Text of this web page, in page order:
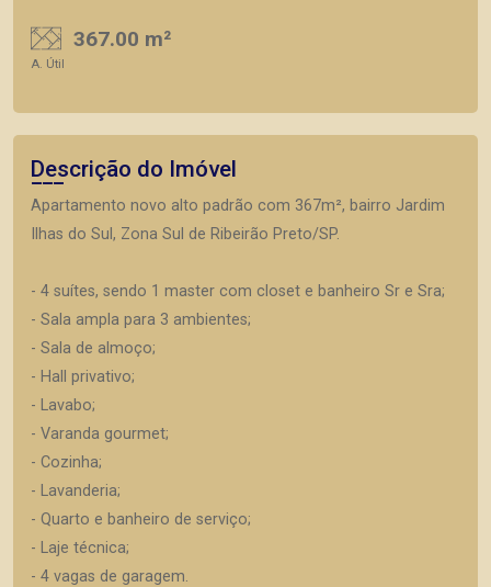
367.00 m²
A. Útil
Descrição do Imóvel
Apartamento novo alto padrão com 367m², bairro Jardim
Ilhas do Sul, Zona Sul de Ribeirão Preto/SP.
- 4 suítes, sendo 1 master com closet e banheiro Sr e Sra;
- Sala ampla para 3 ambientes;
- Sala de almoço;
- Hall privativo;
- Lavabo;
- Varanda gourmet;
- Cozinha;
- Lavanderia;
- Quarto e banheiro de serviço;
- Laje técnica;
- 4 vagas de garagem.